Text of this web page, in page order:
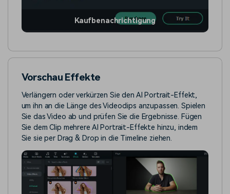
Kaufbenachrichtigung
Vorschau Effekte
Verlängern oder verkürzen Sie den AI Portrait-Effekt,
um ihn an die Länge des Videoclips anzupassen. Spielen
Sie das Video ab und prüfen Sie die Ergebnisse. Fügen
Sie dem Clip mehrere AI Portrait-Effekte hinzu, indem
Sie sie per Drag & Drop in die Timeline ziehen.